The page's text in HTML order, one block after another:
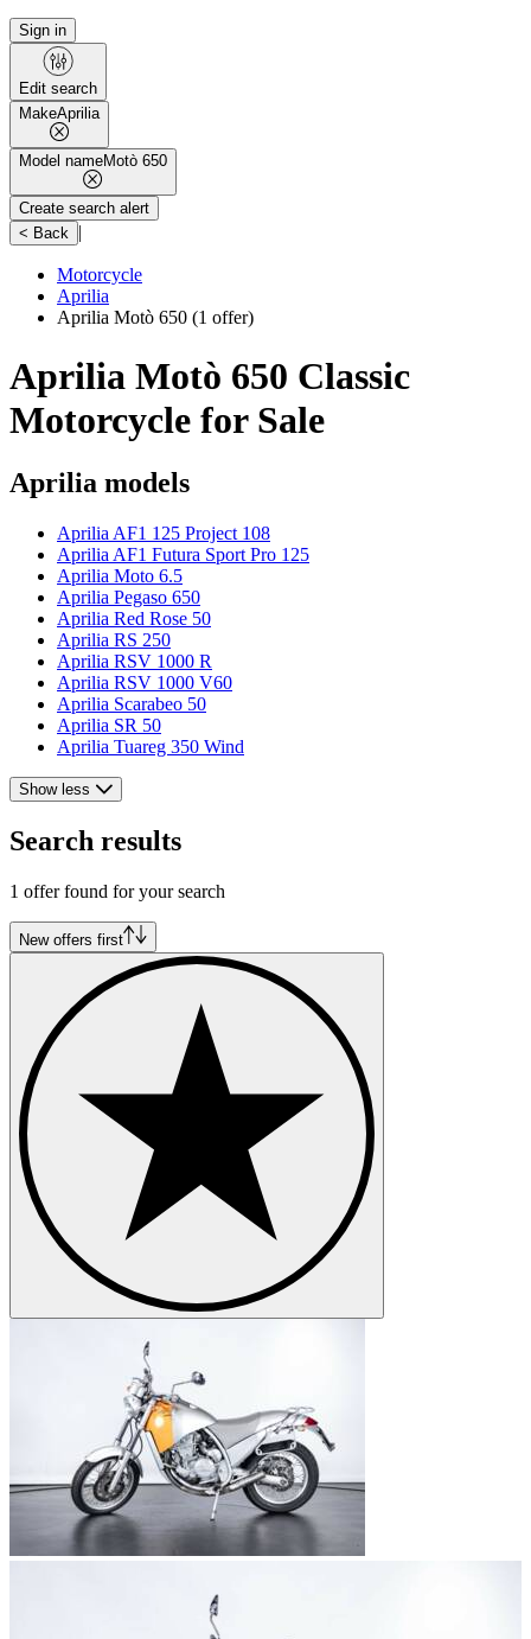
Sign in
Edit search
MakeAprilia
Model nameMotò 650
Create search alert
< Back |
Motorcycle
Aprilia
Aprilia Motò 650 (1 offer)
Aprilia Motò 650 Classic
Motorcycle for Sale
Aprilia models
Aprilia AF1 125 Project 108
Aprilia AF1 Futura Sport Pro 125
Aprilia Moto 6.5
Aprilia Pegaso 650
Aprilia Red Rose 50
Aprilia RS 250
Aprilia RSV 1000 R
Aprilia RSV 1000 V60
Aprilia Scarabeo 50
Aprilia SR 50
Aprilia Tuareg 350 Wind
Show less
Search results
1 offer found for your search
New offers first